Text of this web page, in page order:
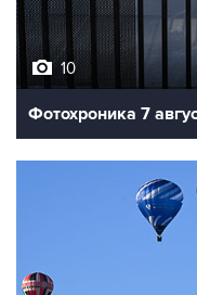
10
Фотохроника 7